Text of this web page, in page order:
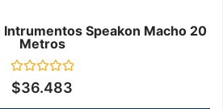
Intrumentos Speakon Macho 20
Metros
Valorado
en
$36.483